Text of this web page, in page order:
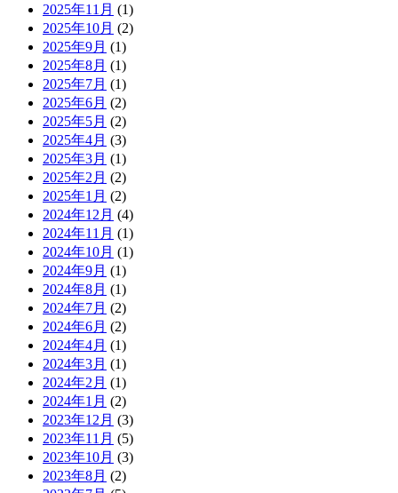
2025年11月 (1)
2025年10月 (2)
2025年9月 (1)
2025年8月 (1)
2025年7月 (1)
2025年6月 (2)
2025年5月 (2)
2025年4月 (3)
2025年3月 (1)
2025年2月 (2)
2025年1月 (2)
2024年12月 (4)
2024年11月 (1)
2024年10月 (1)
2024年9月 (1)
2024年8月 (1)
2024年7月 (2)
2024年6月 (2)
2024年4月 (1)
2024年3月 (1)
2024年2月 (1)
2024年1月 (2)
2023年12月 (3)
2023年11月 (5)
2023年10月 (3)
2023年8月 (2)